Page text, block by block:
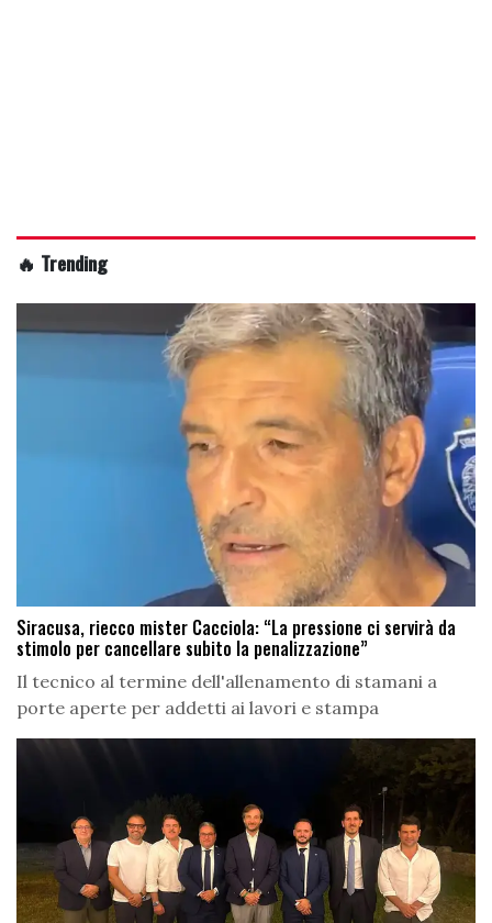
🔥 Trending
Siracusa, riecco mister Cacciola: “La pressione ci servirà da
stimolo per cancellare subito la penalizzazione”
Il tecnico al termine dell'allenamento di stamani a
porte aperte per addetti ai lavori e stampa